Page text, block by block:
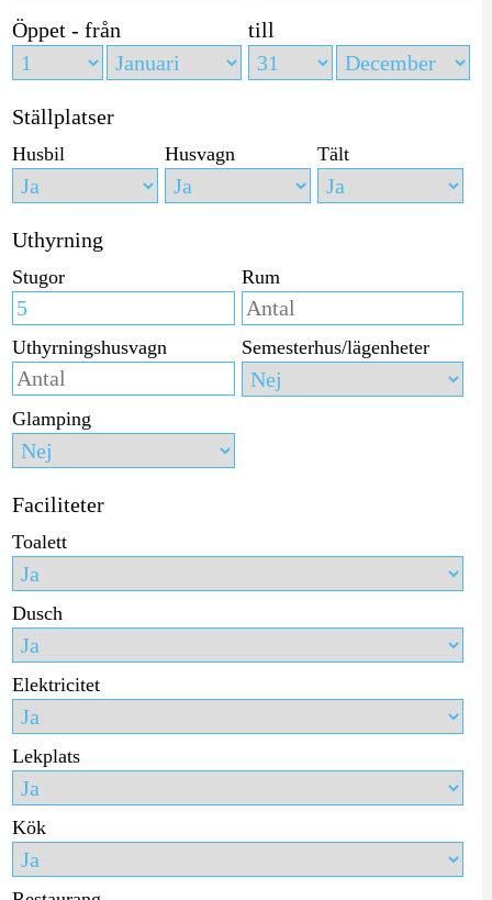
Öppet - från till
Ställplatser
Husbil Husvagn Tält
Uthyrning
Stugor Rum
Uthyrningshusvagn Semesterhus/lägenheter
Glamping
Faciliteter
Toalett
Dusch
Elektricitet
Lekplats
Kök